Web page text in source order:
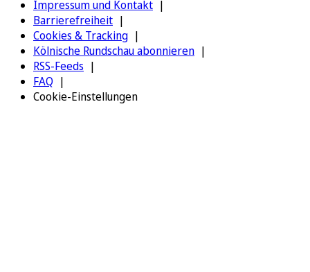
Impressum und Kontakt
Barrierefreiheit
Cookies & Tracking
Kölnische Rundschau abonnieren
RSS-Feeds
FAQ
Cookie-Einstellungen